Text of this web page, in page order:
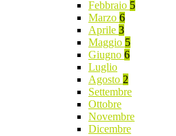
Febbraio 5
Marzo 6
Aprile 3
Maggio 5
Giugno 6
Luglio
Agosto 2
Settembre
Ottobre
Novembre
Dicembre